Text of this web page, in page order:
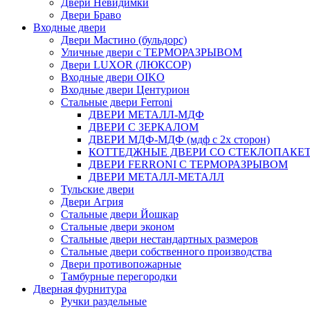
Двери Невидимки
Двери Браво
Входные двери
Двери Мастино (бульдорс)
Уличные двери с ТЕРМОРАЗРЫВОМ
Двери LUXOR (ЛЮКСОР)
Входные двери OIKO
Входные двери Центурион
Стальные двери Ferroni
ДВЕРИ МЕТАЛЛ-МДФ
ДВЕРИ С ЗЕРКАЛОМ
ДВЕРИ МДФ-МДФ (мдф с 2х сторон)
КОТТЕДЖНЫЕ ДВЕРИ СО
ДВЕРИ FERRONI С ТЕРМОРАЗРЫВОМ
ДВЕРИ МЕТАЛЛ-МЕТАЛЛ
Тульские двери
Двери Агрия
Стальные двери Йошкар
Стальные двери эконом
Стальные двери нестандартных размеров
Стальные двери собственного производства
Двери противопожарные
Тамбурные перегородки
Дверная фурнитура
Ручки раздельные